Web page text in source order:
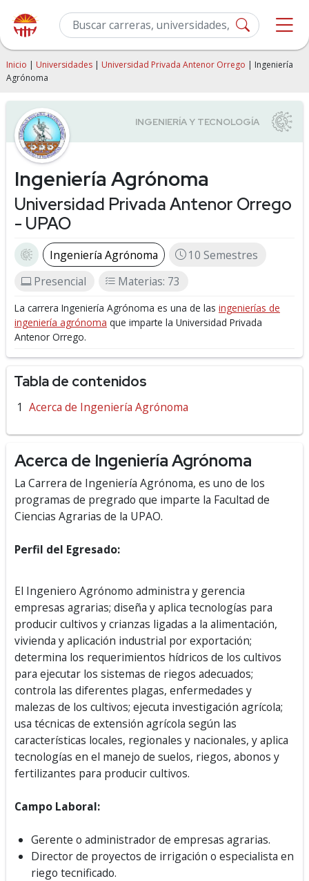
Inicio | Universidades | Universidad Privada Antenor Orrego | Ingeniería
Agrónoma
Ingeniería Agrónoma
Universidad Privada Antenor Orrego
- UPAO
Ingeniería Agrónoma
10 Semestres
Presencial
Materias: 73
La carrera Ingeniería Agrónoma es una de las ingenierías de
ingeniería agrónoma que imparte la Universidad Privada
Antenor Orrego.
Tabla de contenidos
Acerca de Ingeniería Agrónoma
Acerca de Ingeniería Agrónoma
La Carrera de Ingeniería Agrónoma, es uno de los
programas de pregrado que imparte la Facultad de
Ciencias Agrarias de la UPAO.
Perfil del Egresado:
El Ingeniero Agrónomo administra y gerencia
empresas agrarias; diseña y aplica tecnologías para
producir cultivos y crianzas ligadas a la alimentación,
vivienda y aplicación industrial por exportación;
determina los requerimientos hídricos de los cultivos
para ejecutar los sistemas de riegos adecuados;
controla las diferentes plagas, enfermedades y
malezas de los cultivos; ejecuta investigación agrícola;
usa técnicas de extensión agrícola según las
características locales, regionales y nacionales, y aplica
tecnologías en el manejo de suelos, riegos, abonos y
fertilizantes para producir cultivos.
Campo Laboral:
Gerente o administrador de empresas agrarias.
Director de proyectos de irrigación o especialista en
riego tecnificado.